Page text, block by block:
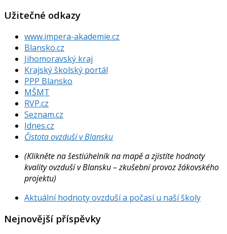
Užitečné odkazy
www.impera-akademie.cz
Blansko.cz
Jihomoravský kraj
Krajský školský portál
PPP Blansko
MŠMT
RVP.cz
Seznam.cz
Idnes.cz
Čistota ovzduší v Blansku
(Klikněte na šestiúhelník na mapě a zjistíte hodnoty
kvality ovzduší v Blansku – zkušební provoz žákovského
projektu)
Aktuální hodnoty ovzduší a počasí u naší školy
Nejnovější příspěvky